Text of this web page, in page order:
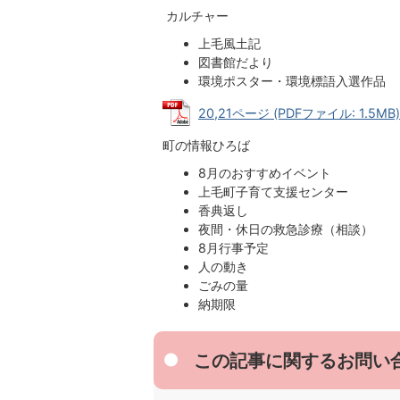
カルチャー
上毛風土記
図書館だより
環境ポスター・環境標語入選作品
20,21ページ (PDFファイル: 1.5MB)
町の情報ひろば
8月のおすすめイベント
上毛町子育て支援センター
香典返し
夜間・休日の救急診療（相談）
8月行事予定
人の動き
ごみの量
納期限
この記事に関するお問い